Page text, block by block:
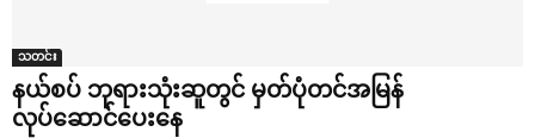
သတင်း
နယ်စပ် ဘုရားသုံးဆူတွင် မှတ်ပုံတင်အမြန်
လုပ်‌ဆောင်‌ပေး‌နေ